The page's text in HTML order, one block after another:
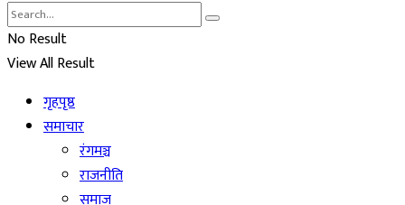
No Result
View All Result
गृहपृष्ठ
समाचार
रंगमञ्च
राजनीति